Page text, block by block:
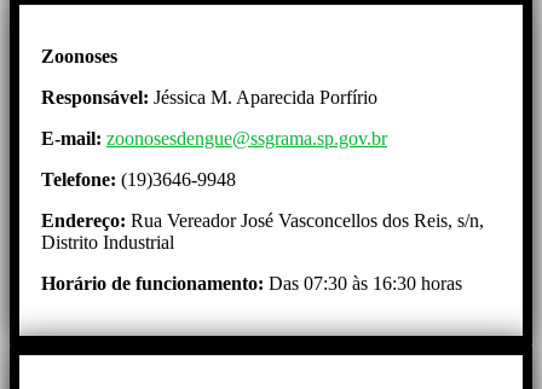
Zoonoses
Responsável: Jéssica M. Aparecida Porfírio
E-mail: zoonosesdengue@ssgrama.sp.gov.br
Telefone: (19)3646-9948
Endereço: Rua Vereador José Vasconcellos dos Reis, s/n,
Distrito Industrial
Horário de funcionamento: Das 07:30 às 16:30 horas